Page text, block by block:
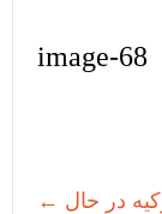
image-68
←